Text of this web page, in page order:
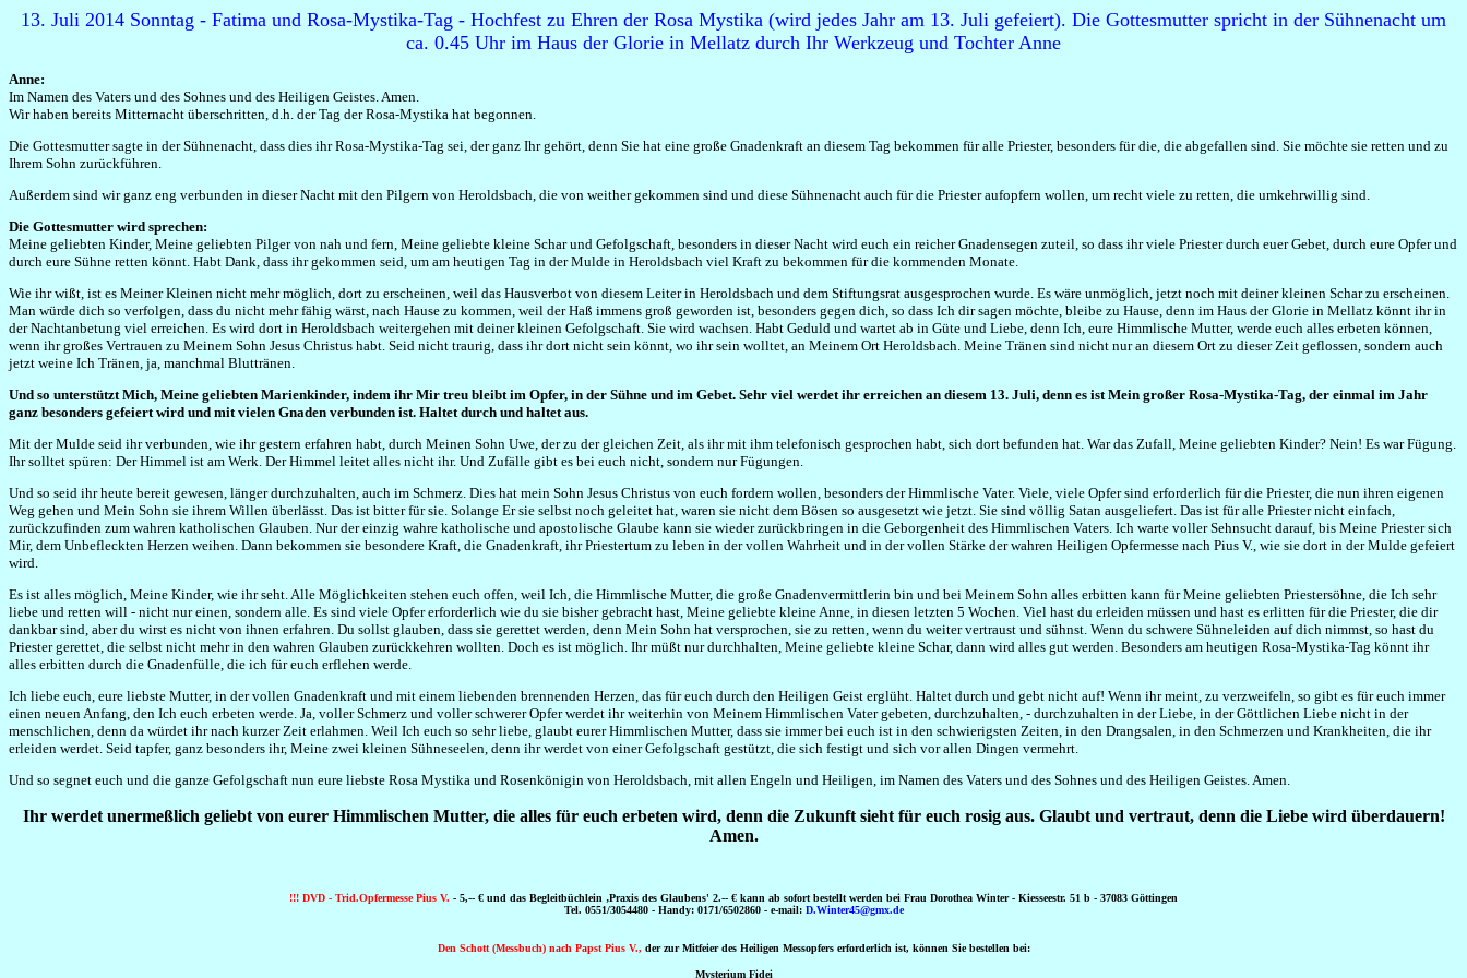
13. Juli 2014 Sonntag - Fatima und Rosa-Mystika-Tag - Hochfest zu Ehren der Rosa Mystika (wird jedes Jahr am 13. Juli gefeiert). Die Gottesmutter spricht in der Sühnenacht um
ca. 0.45 Uhr im Haus der Glorie in Mellatz durch Ihr Werkzeug und Tochter Anne
Anne:
Im Namen des Vaters und des Sohnes und des Heiligen Geistes. Amen.
Wir haben bereits Mitternacht überschritten, d.h. der Tag der Rosa-Mystika hat begonnen.
Die Gottesmutter sagte in der Sühnenacht, dass dies ihr Rosa-Mystika-Tag sei, der ganz Ihr gehört, denn Sie hat eine große Gnadenkraft an diesem Tag bekommen für alle Priester, besonders für die, die abgefallen sind. Sie möchte sie retten und zu
Ihrem Sohn zurückführen.
Außerdem sind wir ganz eng verbunden in dieser Nacht mit den Pilgern von Heroldsbach, die von weither gekommen sind und diese Sühnenacht auch für die Priester aufopfern wollen, um recht viele zu retten, die umkehrwillig sind.
Die Gottesmutter wird sprechen:
Meine geliebten Kinder, Meine geliebten Pilger von nah und fern, Meine geliebte kleine Schar und Gefolgschaft, besonders in dieser Nacht wird euch ein reicher Gnadensegen zuteil, so dass ihr viele Priester durch euer Gebet, durch eure Opfer und
durch eure Sühne retten könnt. Habt Dank, dass ihr gekommen seid, um am heutigen Tag in der Mulde in Heroldsbach viel Kraft zu bekommen für die kommenden Monate.
Wie ihr wißt, ist es Meiner Kleinen nicht mehr möglich, dort zu erscheinen, weil das Hausverbot von diesem Leiter in Heroldsbach und dem Stiftungsrat ausgesprochen wurde. Es wäre unmöglich, jetzt noch mit deiner kleinen Schar zu erscheinen.
Man würde dich so verfolgen, dass du nicht mehr fähig wärst, nach Hause zu kommen, weil der Haß immens groß geworden ist, besonders gegen dich, so dass Ich dir sagen möchte, bleibe zu Hause, denn im Haus der Glorie in Mellatz könnt ihr in
der Nachtanbetung viel erreichen. Es wird dort in Heroldsbach weitergehen mit deiner kleinen Gefolgschaft. Sie wird wachsen. Habt Geduld und wartet ab in Güte und Liebe, denn Ich, eure Himmlische Mutter, werde euch alles erbeten können,
wenn ihr großes Vertrauen zu Meinem Sohn Jesus Christus habt. Seid nicht traurig, dass ihr dort nicht sein könnt, wo ihr sein wolltet, an Meinem Ort Heroldsbach. Meine Tränen sind nicht nur an diesem Ort zu dieser Zeit geflossen, sondern auch
jetzt weine Ich Tränen, ja, manchmal Bluttränen.
Und so unterstützt Mich, Meine geliebten Marienkinder, indem ihr Mir treu bleibt im Opfer, in der Sühne und im Gebet. Sehr viel werdet ihr erreichen an diesem 13. Juli, denn es ist Mein großer Rosa-Mystika-Tag, der einmal im Jahr
ganz besonders gefeiert wird und mit vielen Gnaden verbunden ist. Haltet durch und haltet aus.
Mit der Mulde seid ihr verbunden, wie ihr gestern erfahren habt, durch Meinen Sohn Uwe, der zu der gleichen Zeit, als ihr mit ihm telefonisch gesprochen habt, sich dort befunden hat. War das Zufall, Meine geliebten Kinder? Nein! Es war Fügung.
Ihr solltet spüren: Der Himmel ist am Werk. Der Himmel leitet alles nicht ihr. Und Zufälle gibt es bei euch nicht, sondern nur Fügungen.
Und so seid ihr heute bereit gewesen, länger durchzuhalten, auch im Schmerz. Dies hat mein Sohn Jesus Christus von euch fordern wollen, besonders der Himmlische Vater. Viele, viele Opfer sind erforderlich für die Priester, die nun ihren eigenen
Weg gehen und Mein Sohn sie ihrem Willen überlässt. Das ist bitter für sie. Solange Er sie selbst noch geleitet hat, waren sie nicht dem Bösen so ausgesetzt wie jetzt. Sie sind völlig Satan ausgeliefert. Das ist für alle Priester nicht einfach,
zurückzufinden zum wahren katholischen Glauben. Nur der einzig wahre katholische und apostolische Glaube kann sie wieder zurückbringen in die Geborgenheit des Himmlischen Vaters. Ich warte voller Sehnsucht darauf, bis Meine Priester sich
Mir, dem Unbefleckten Herzen weihen. Dann bekommen sie besondere Kraft, die Gnadenkraft, ihr Priestertum zu leben in der vollen Wahrheit und in der vollen Stärke der wahren Heiligen Opfermesse nach Pius V., wie sie dort in der Mulde gefeiert
wird.
Es ist alles möglich, Meine Kinder, wie ihr seht. Alle Möglichkeiten stehen euch offen, weil Ich, die Himmlische Mutter, die große Gnadenvermittlerin bin und bei Meinem Sohn alles erbitten kann für Meine geliebten Priestersöhne, die Ich sehr
liebe und retten will - nicht nur einen, sondern alle. Es sind viele Opfer erforderlich wie du sie bisher gebracht hast, Meine geliebte kleine Anne, in diesen letzten 5 Wochen. Viel hast du erleiden müssen und hast es erlitten für die Priester, die dir
dankbar sind, aber du wirst es nicht von ihnen erfahren. Du sollst glauben, dass sie gerettet werden, denn Mein Sohn hat versprochen, sie zu retten, wenn du weiter vertraust und sühnst. Wenn du schwere Sühneleiden auf dich nimmst, so hast du
Priester gerettet, die selbst nicht mehr in den wahren Glauben zurückkehren wollten. Doch es ist möglich. Ihr müßt nur durchhalten, Meine geliebte kleine Schar, dann wird alles gut werden. Besonders am heutigen Rosa-Mystika-Tag könnt ihr
alles erbitten durch die Gnadenfülle, die ich für euch erflehen werde.
Ich liebe euch, eure liebste Mutter, in der vollen Gnadenkraft und mit einem liebenden brennenden Herzen, das für euch durch den Heiligen Geist erglüht. Haltet durch und gebt nicht auf! Wenn ihr meint, zu verzweifeln, so gibt es für euch immer
einen neuen Anfang, den Ich euch erbeten werde. Ja, voller Schmerz und voller schwerer Opfer werdet ihr weiterhin von Meinem Himmlischen Vater gebeten, durchzuhalten, - durchzuhalten in der Liebe, in der Göttlichen Liebe nicht in der
menschlichen, denn da würdet ihr nach kurzer Zeit erlahmen. Weil Ich euch so sehr liebe, glaubt eurer Himmlischen Mutter, dass sie immer bei euch ist in den schwierigsten Zeiten, in den Drangsalen, in den Schmerzen und Krankheiten, die ihr
erleiden werdet. Seid tapfer, ganz besonders ihr, Meine zwei kleinen Sühneseelen, denn ihr werdet von einer Gefolgschaft gestützt, die sich festigt und sich vor allen Dingen vermehrt.
Und so segnet euch und die ganze Gefolgschaft nun eure liebste Rosa Mystika und Rosenkönigin von Heroldsbach, mit allen Engeln und Heiligen, im Namen des Vaters und des Sohnes und des Heiligen Geistes. Amen.
Ihr werdet unermeßlich geliebt von eurer Himmlischen Mutter, die alles für euch erbeten wird, denn die Zukunft sieht für euch rosig aus. Glaubt und vertraut, denn die Liebe wird überdauern!
Amen.
!!! DVD - Trid.Opfermesse Pius V. - 5,-- € und das Begleitbüchlein ‚Praxis des Glaubens' 2.-- € kann ab sofort bestellt werden bei Frau Dorothea Winter - Kiesseestr. 51 b - 37083 Göttingen
Tel. 0551/3054480 - Handy: 0171/6502860 - e-mail: D.Winter45@gmx.de
Den Schott (Messbuch) nach Papst Pius V., der zur Mitfeier des Heiligen Messopfers erforderlich ist, können Sie bestellen bei:
Mysterium Fidei